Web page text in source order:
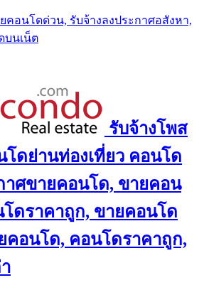
อนโดด่วน, รับจ้างลงประกาศอสังหา,
บนเน็ต
รับจ้างโพส
โดย่านท่องเที่ยว คอนโด
าศขายคอนโด, ขายคอน
ดราคาถูก, ขายคอนโด
คอนโด, คอนโดราคาถูก,